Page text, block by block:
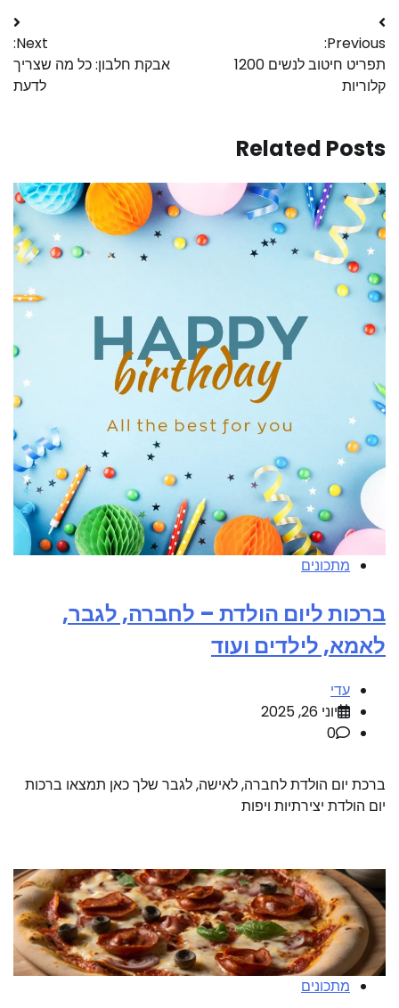
Previous:
תפריט חיטוב לנשים 1200
קלוריות
Next:
אבקת חלבון: כל מה שצריך
לדעת
Related Posts
מתכונים
ברכות ליום הולדת – לחברה, לגבר,
לאמא, לילדים ועוד
עדי
יוני 26, 2025
0
ברכת יום הולדת לחברה, לאישה, לגבר שלך כאן תמצאו ברכות
יום הולדת יצירתיות ויפות
מתכונים